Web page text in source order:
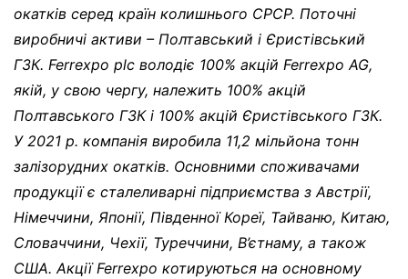
окатків серед країн колишнього СРСР. Поточні
виробничі активи – Полтавський і Єристівський
ГЗК. Ferrеxpo plc володіє 100% акцій Ferrexpo AG,
якій, у свою чергу, належить 100% акцій
Полтавського ГЗК і 100% акцій Єристівського ГЗК.
У 2021 р. компанія виробила 11,2 мільйона тонн
залізорудних окатків. Основними споживачами
продукції є сталеливарні підприємства з Австрії,
Німеччини, Японії, Південної Кореї, Тайваню, Китаю,
Словаччини, Чехії, Туреччини, В’єтнаму, а також
США. Акції Ferrexpo котируються на основному